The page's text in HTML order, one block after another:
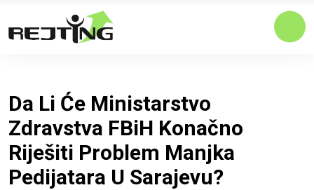
Da Li Će Ministarstvo
Zdravstva FBiH Konačno
Riješiti Problem Manjka
Pedijatara U Sarajevu?